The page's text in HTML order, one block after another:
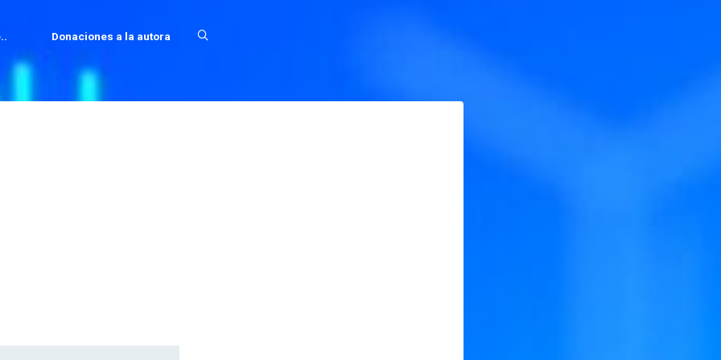
Donaciones a la autora